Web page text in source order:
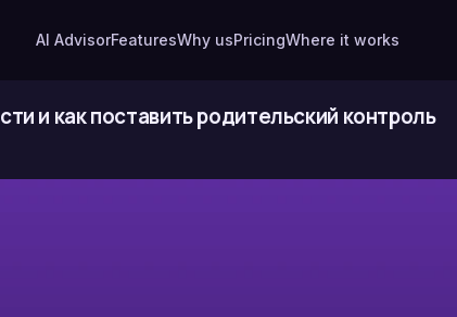
AI AdvisorFeaturesWhy usPricingWhere it works
и как поставить родительский контроль